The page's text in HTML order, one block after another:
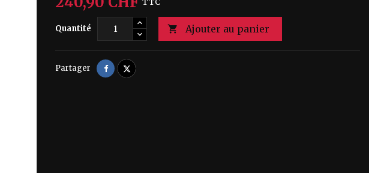
TTC
Quantité  Ajouter au panier
Partager PartagerTweet